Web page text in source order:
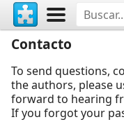
Contacto
To send questions,
the authors, please
forward to hearing
If you forgot your